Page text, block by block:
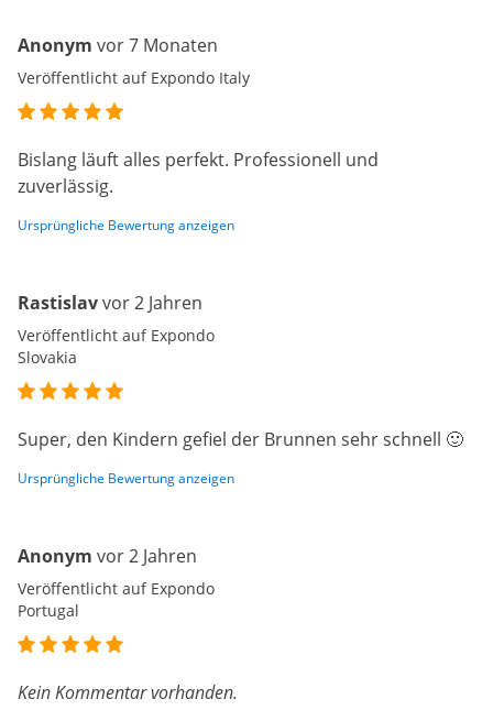
Anonym vor 7 Monaten
Veröffentlicht auf Expondo Italy
Bislang läuft alles perfekt. Professionell und
zuverlässig.
Ursprüngliche Bewertung anzeigen
Rastislavvor 2 Jahren
Veröffentlicht auf Expondo
Slovakia
Super, den Kindern gefiel der Brunnen sehr schnell 🙂
Ursprüngliche Bewertung anzeigen
Anonym vor 2 Jahren
Veröffentlicht auf Expondo
Portugal
Kein Kommentar vorhanden.